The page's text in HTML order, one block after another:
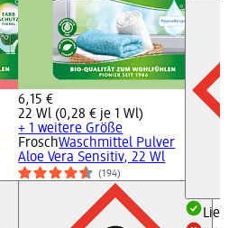
6,15 €
22 Wl (0,28 € je 1 Wl)
+ 1 weitere Größe
FroschWaschmittel Pulver
Aloe Vera Sensitiv, 22 Wl
(194)